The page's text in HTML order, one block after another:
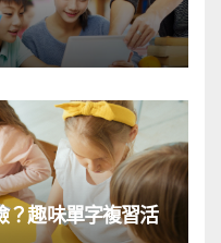
？趣味單字複習活